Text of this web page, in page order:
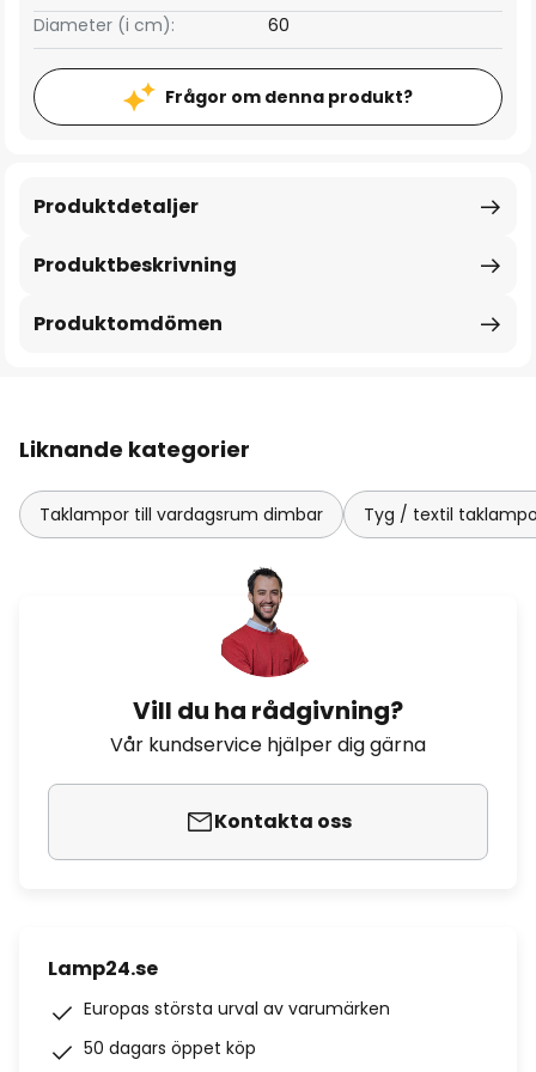
Diameter (i cm):
60
Frågor om denna produkt?
Produktbeskrivning
Produktdetaljer
Produktomdömen
Liknande kategorier
Taklampor till vardagsrum dimbar Tyg / textil
Vill du ha rådgivning?
Vår kundservice hjälper dig gärna
Kontakta oss
Lamp24.se
Europas största urval av varumärken
50 dagars öppet köp